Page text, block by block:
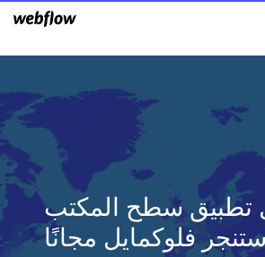
تطبيق سطح المكتب
فلوكمايل مجانًا